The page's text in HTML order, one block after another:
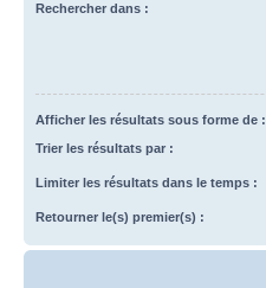
Rechercher dans :
Afficher les résultats sous forme de :
Trier les résultats par :
Limiter les résultats dans le temps :
Retourner le(s) premier(s) :